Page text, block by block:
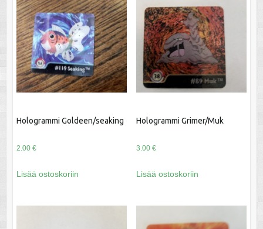
Hologrammi Goldeen/seaking
2.00 €
Lisää ostoskoriin
Hologrammi Grimer/Muk
3.00 €
Lisää ostoskoriin